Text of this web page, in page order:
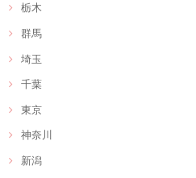
栃木
群馬
埼玉
千葉
東京
神奈川
新潟